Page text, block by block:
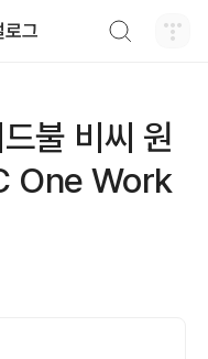
로그
불 비씨 원
One Work